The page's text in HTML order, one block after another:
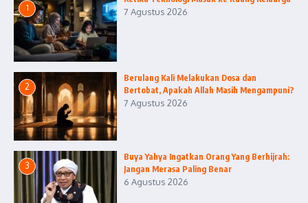
1 7 Agustus 2026
2
Berulang Kali Melakukan Dosa dan
Bertobat, Apakah Allah Masih Mengampuni?
7 Agustus 2026
3
Buya Yahya Ingatkan Orang Yang Berhijrah:
Jangan Merasa Paling Benar
6 Agustus 2026